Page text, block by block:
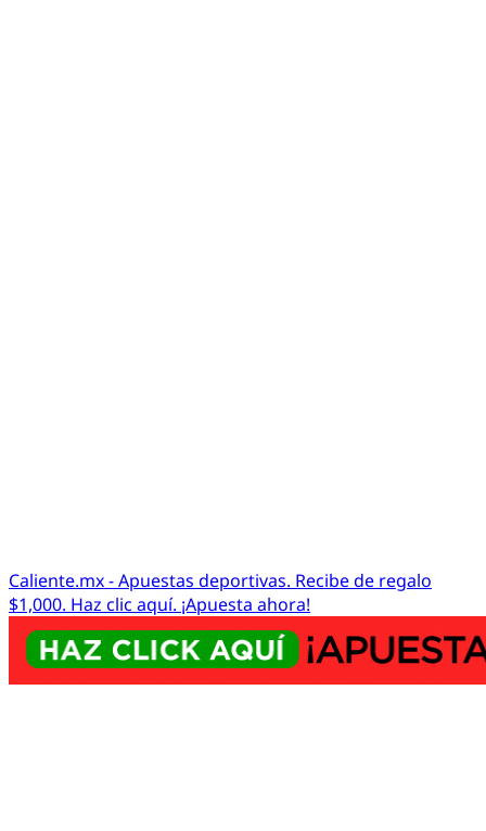
Caliente.mx - Apuestas deportivas. Recibe de regalo
$1,000. Haz clic aquí. ¡Apuesta ahora!